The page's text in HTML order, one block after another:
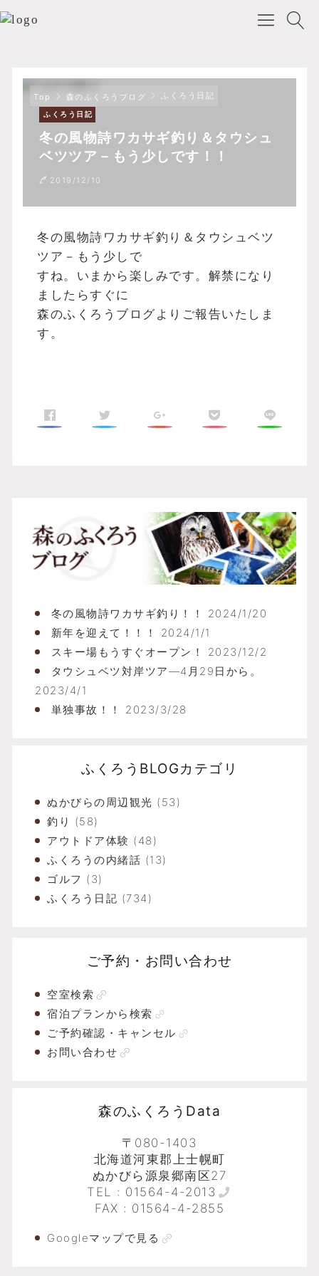
Top 森のふくろうブログ ふくろう日記
ふくろう日記
冬の風物詩ワカサギ釣り＆タウシュ
ベツツア－もう少しです！！
2019/12/10
冬の風物詩ワカサギ釣り＆タウシュベツ
ツア－もう少しで
すね。いまから楽しみです。解禁になり
ましたらすぐに
森のふくろうブログよりご報告いたしま
す。
冬の風物詩ワカサギ釣り！！
2024/1/20
新年を迎えて！！！
2024/1/1
スキー場もうすぐオープン！
2023/12/2
タウシュベツ対岸ツア―4月29日から。
2023/4/1
単独事故！！
2023/3/28
ふくろうBLOGカテゴリ
ぬかびらの周辺観光 (53)
釣り (58)
アウトドア体験 (48)
ふくろうの内緒話 (13)
ゴルフ (3)
ふくろう日記 (734)
ご予約・お問い合わせ
空室検索
宿泊プランから検索
ご予約確認・キャンセル
お問い合わせ
森のふくろうData
〒080-1403
北海道河東郡上士幌町
ぬかびら源泉郷南区27
TEL : 01564-4-2013
FAX : 01564-4-2855
Googleマップで見る